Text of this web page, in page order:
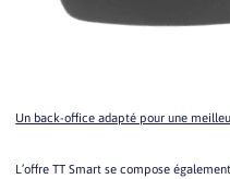
Un back-office adapté pour une
L’offre TT Smart se compose